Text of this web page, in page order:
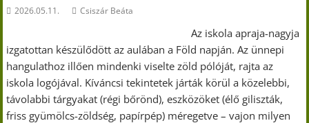
2026.05.11. Csiszár Beáta
Az iskola apraja-nagyja
izgatottan készülődött az aulában a Föld napján. Az ünnepi
hangulathoz illően mindenki viselte zöld pólóját, rajta az
iskola logójával. Kíváncsi tekintetek járták körül a közelebbi,
távolabbi tárgyakat (régi bőrönd), eszközöket (élő giliszták,
friss gyümölcs-zöldség, papírpép) méregetve – vajon milyen